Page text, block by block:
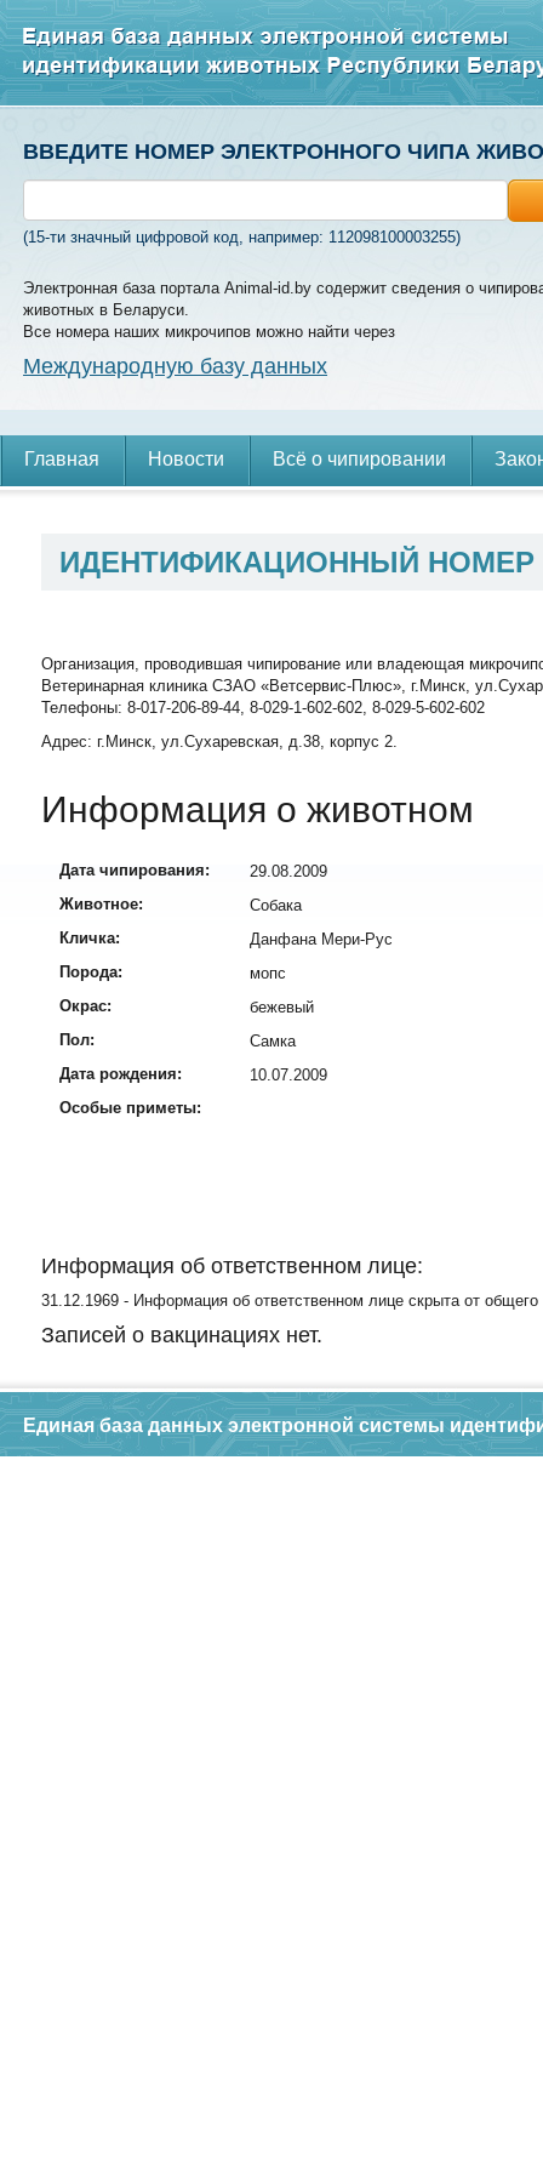
ВВЕДИТЕ НОМЕР ЭЛЕКТРОННОГО ЧИПА
(15-ти значный цифровой код, например: 112098100003255)
Электронная база портала Animal-id.by содержит сведения о
животных в Беларуси.
Все номера наших микрочипов можно найти через
Международную базу данных
Главная Новости Всё о чипировании
ИДЕНТИФИКАЦИОННЫЙ
Организация, проводившая чипирование или владеющая
Ветеринарная клиника СЗАО «Ветсервис-Плюс», г.Минск,
Телефоны: 8-017-206-89-44, 8-029-1-602-602, 8-029-5-602-602
Адрес: г.Минск, ул.Сухаревская, д.38, корпус 2.
Информация о животном
Дата чипирования:
29.08.2009
Животное:
Собака
Кличка:
Данфана Мери-Рус
Порода:
мопс
Окрас:
бежевый
Пол:
Самка
Дата рождения:
10.07.2009
Особые приметы:
Информация об ответственном лице:
31.12.1969 - Информация об ответственном лице скрыта от общего
Записей о вакцинациях нет.
Единая база данных электронной системы